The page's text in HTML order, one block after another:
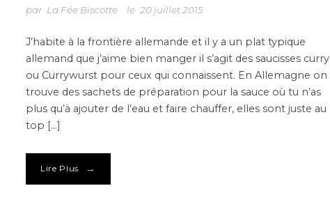
par La Fée Biscotte le 20 juillet 2015
J’habite à la frontière allemande et il y a un plat typique
allemand que j’aime bien manger il s’agit des saucisses curry
ou Currywurst pour ceux qui connaissent. En Allemagne on
trouve des sachets de préparation pour la sauce où tu n’as
plus qu’à ajouter de l’eau et faire chauffer, elles sont juste au
top […]
Lire Plus →